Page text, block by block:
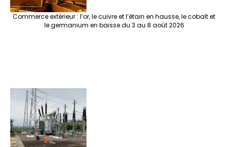
Commerce extérieur : l’or, le cuivre et l’étain en hausse, le cobalt et
le germanium en baisse du 3 au 8 août 2026